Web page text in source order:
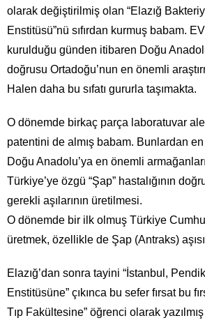
olarak değiştirilmiş olan “Elazığ
Enstitüsü”nü sıfırdan kurmuş babam.
kurulduğu günden itibaren Doğu
doğrusu Ortadoğu’nun en önemli
Halen daha bu sıfatı gururla taşımakta.
O dönemde birkaç parça laboratuvar
patentini de almış babam. Bunlardan
Doğu Anadolu’ya en önemli
Türkiye’ye özgü “Şap” hastalığının
gerekli aşılarının üretilmesi.
O dönemde bir ilk olmuş Türkiye
üretmek, özellikle de Şap (Antraks)
Elazığ’dan sonra tayini “İstanbul,
Enstitüsüne” çıkınca bu sefer fırsat bu
Tıp Fakültesine” öğrenci olarak